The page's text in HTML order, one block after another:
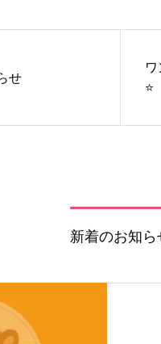
せ
⭐️
新着のお知ら